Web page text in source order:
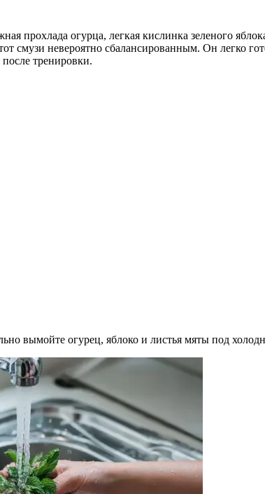
прохлада огурца, легкая кислинка зеленого
смузи невероятно сбалансированным. Он легко
тренировки.
вымойте огурец, яблоко и листья мяты под